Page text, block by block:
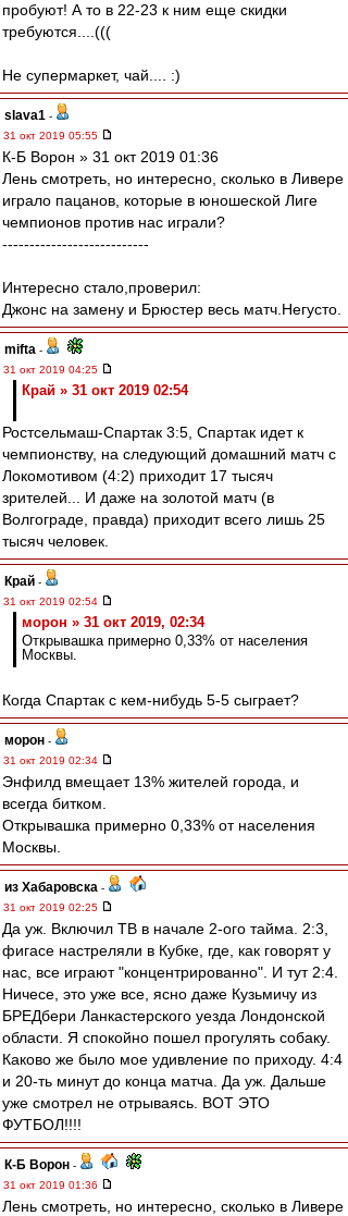
пробуют! А то в 22-23 к ним еще скидки
требуются....(((
Не супермаркет, чай.... :)
slava1 -
31 окт 2019 05:55
К-Б Ворон » 31 окт 2019 01:36
Лень смотреть, но интересно, сколько в Ливере
играло пацанов, которые в юношеской Лиге
чемпионов против нас играли?
---------------------------
Интересно стало,проверил:
Джонс на замену и Брюстер весь матч.Негусто.
mifta -
31 окт 2019 04:25
Край » 31 окт 2019 02:54
Ростсельмаш-Спартак 3:5, Спартак идет к
чемпионству, на следующий домашний матч с
Локомотивом (4:2) приходит 17 тысяч
зрителей... И даже на золотой матч (в
Волгограде, правда) приходит всего лишь 25
тысяч человек.
Край -
31 окт 2019 02:54
морон » 31 окт 2019, 02:34
Открывашка примерно 0,33% от населения
Москвы.
Когда Спартак с кем-нибудь 5-5 сыграет?
морон -
31 окт 2019 02:34
Энфилд вмещает 13% жителей города, и
всегда битком.
Открывашка примерно 0,33% от населения
Москвы.
из Хабаровска -
31 окт 2019 02:25
Да уж. Включил ТВ в начале 2-ого тайма. 2:3,
фигасе настреляли в Кубке, где, как говорят у
нас, все играют "концентрированно". И тут 2:4.
Ничесе, это уже все, ясно даже Кузьмичу из
БРЕДбери Ланкастерского уезда Лондонской
области. Я спокойно пошел прогулять собаку.
Каково же было мое удивление по приходу. 4:4
и 20-ть минут до конца матча. Да уж. Дальше
уже смотрел не отрываясь. ВОТ ЭТО
ФУТБОЛ!!!!
К-Б Ворон -
31 окт 2019 01:36
Лень смотреть, но интересно, сколько в Ливере